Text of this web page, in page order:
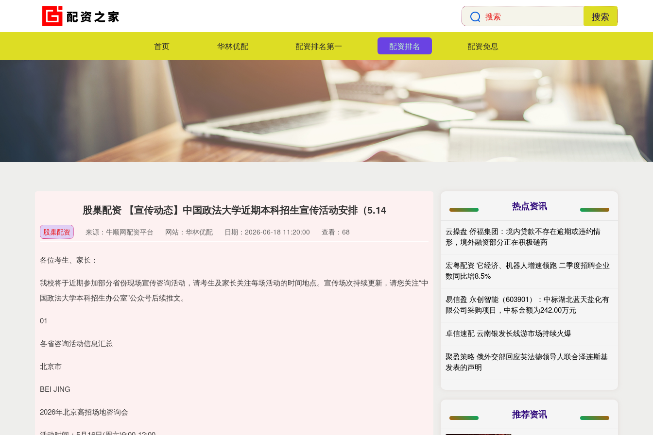
搜索
首页 华林优配 配资排名第一 配资排名 配资免息
股巢配资 【宣传动态】中国政法大学近期本科招生宣传活动安排（5.14
股巢配资 来源：牛顺网配资平台 网站：华林优配 日期：2026-06-18 11:20:00 查看：68
各位考生、家长：
我校将于近期参加部分省份现场宣传咨询活动，请考生及家长关注每场活动的时间地点。宣传场次持续更新，请您关注“中
国政法大学本科招生办公室”公众号后续推文。
01
各省咨询活动信息汇总
北京市
BEI JING
2026年北京高招场地咨询会
热点资讯
云操盘 侨福集团：境内贷款不存在逾期或违约情
形，境外融资部分正在积极磋商
宏粤配资 它经济、机器人增速领跑 二季度招聘企业
数同比增8.5%
易信盈 永创智能（603901）：中标湖北蓝天盐化有
限公司采购项目，中标金额为242.00万元
卓信速配 云南银发长线游市场持续火爆
聚盈策略 俄外交部回应英法德领导人联合泽连斯基
发表的声明
推荐资讯